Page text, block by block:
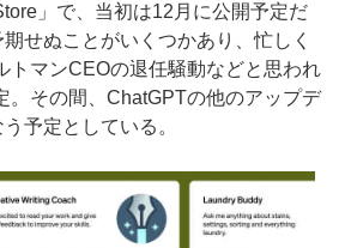
」で、当初は12月に公開予定だ
せぬことがいくつかあり、忙しく
トマンCEOの退任騒動などと思われ
。その間、ChatGPTの他のアップデ
予定としている。